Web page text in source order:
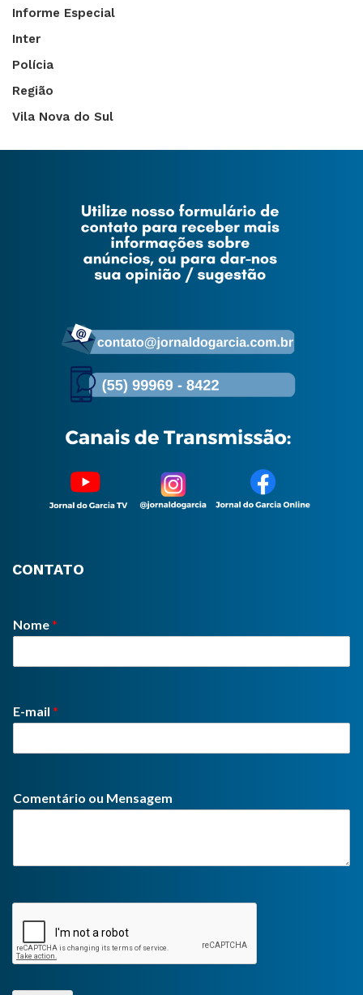
Informe Especial
Inter
Polícia
Região
Vila Nova do Sul
CONTATO
Nome*
E-mail *
Comentário ou Mensagem